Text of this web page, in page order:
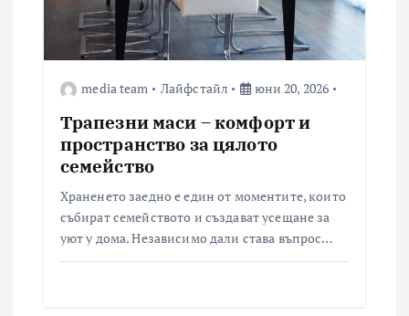
media team Лайфстайл юни 20, 2026
Трапезни маси – комфорт и
пространство за цялото
семейство
Храненето заедно е един от моментите, които
събират семейството и създават усещане за
уют у дома. Независимо дали става въпрос…